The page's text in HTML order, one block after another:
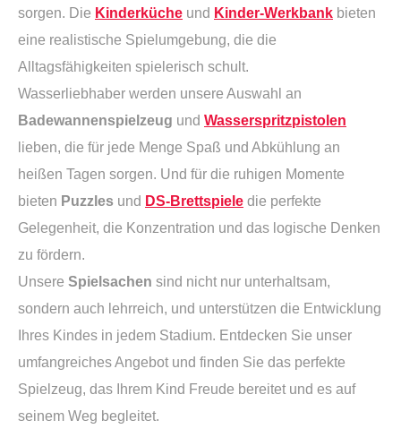
sorgen. Die Kinderküche und Kinder-Werkbank bieten
eine realistische Spielumgebung, die die
Alltagsfähigkeiten spielerisch schult.
Wasserliebhaber werden unsere Auswahl an
Badewannenspielzeug und Wasserspritzpistolen
lieben, die für jede Menge Spaß und Abkühlung an
heißen Tagen sorgen. Und für die ruhigen Momente
bieten Puzzles und DS-Brettspiele die perfekte
Gelegenheit, die Konzentration und das logische Denken
zu fördern.
Unsere Spielsachen sind nicht nur unterhaltsam,
sondern auch lehrreich, und unterstützen die Entwicklung
Ihres Kindes in jedem Stadium. Entdecken Sie unser
umfangreiches Angebot und finden Sie das perfekte
Spielzeug, das Ihrem Kind Freude bereitet und es auf
seinem Weg begleitet.